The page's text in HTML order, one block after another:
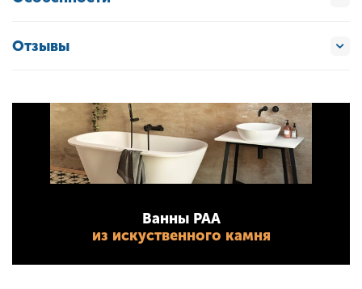
Отзывы
Ванны PAA
из искуственного камня